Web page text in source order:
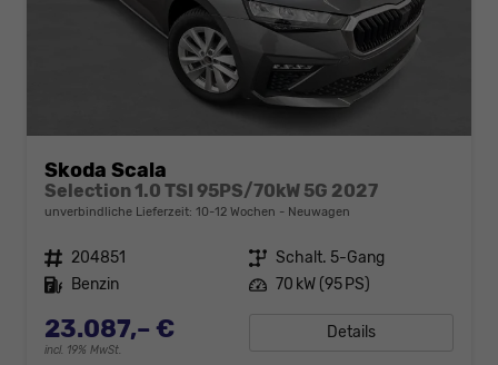
Skoda Scala
Selection 1.0 TSI 95PS/70kW 5G 2027
unverbindliche Lieferzeit: 10-12 Wochen Neuwagen
Fahrzeugnr. 204851 Getriebe Schalt. 5-Gang
Kraftstoff Benzin Leistung 70 kW (95 PS)
23.087,– €
incl. 19% MwSt.
Details